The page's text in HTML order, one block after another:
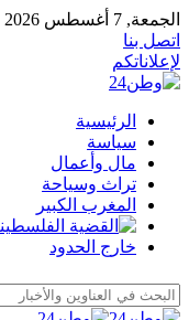
الجمعة, 7 أغسطس 2026
اتصل بنا
لإعلاناتكم
الرئيسية
سياسة
مال وأعمال
تراث وسياحة
المغرب الكبير
خارج الحدود